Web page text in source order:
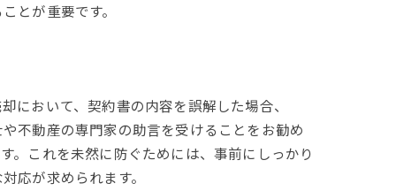
とが重要です。
において、契約書の内容を誤解した場合、
不動産の専門家の助言を受けることをお勧め
。これを未然に防ぐためには、事前にしっかり
応が求められます。